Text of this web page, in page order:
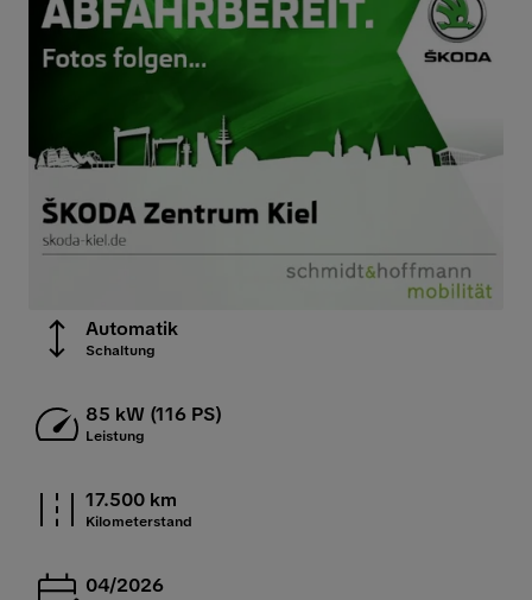
Automatik
Schaltung
85 kW (116 PS)
Leistung
17.500 km
Kilometerstand
04/2026